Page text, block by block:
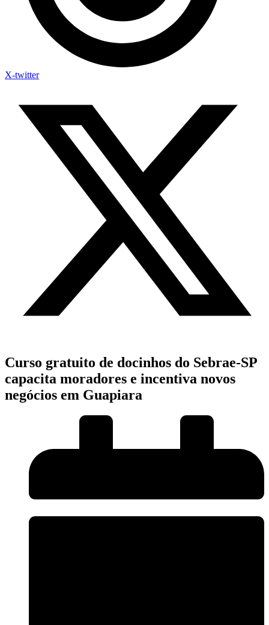
X-twitter
Curso gratuito de docinhos do Sebrae-SP
capacita moradores e incentiva novos
negócios em Guapiara